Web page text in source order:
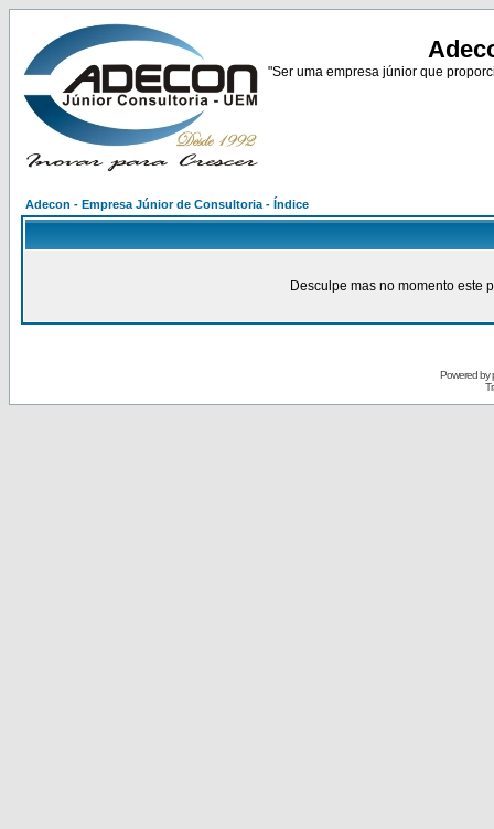
"Ser uma empresa júnior que
Adecon - Empresa Júnior de Consultoria - Índice
Desculpe mas no momento este
Powered by